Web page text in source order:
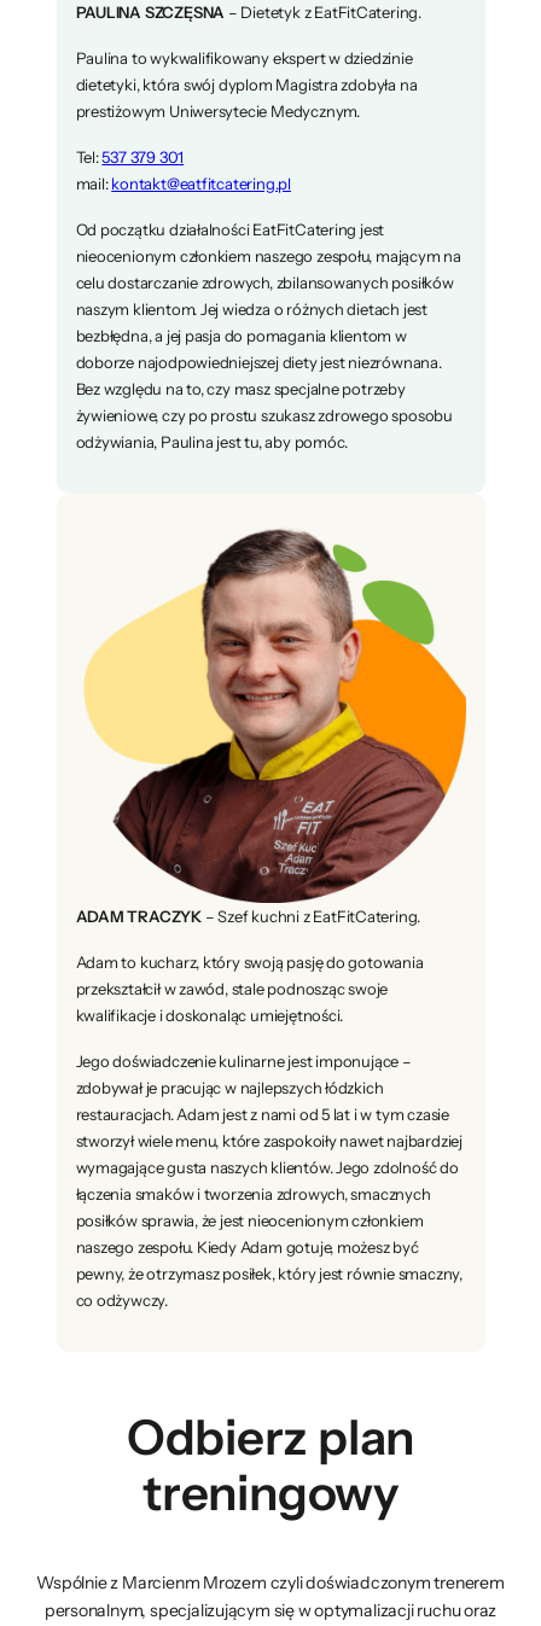
PAULINA SZCZĘSNA – Dietetyk z EatFitCatering.
Paulina to wykwalifikowany ekspert w dziedzinie
dietetyki, która swój dyplom Magistra zdobyła na
prestiżowym Uniwersytecie Medycznym.
Tel:537 379 301
mail:kontakt@eatfitcatering.pl
Od początku działalności EatFitCatering jest
nieocenionym członkiem naszego zespołu, mającym na
celu dostarczanie zdrowych, zbilansowanych posiłków
naszym klientom. Jej wiedza o różnych dietach jest
bezbłędna, a jej pasja do pomagania klientom w
doborze najodpowiedniejszej diety jest niezrównana.
Bez względu na to, czy masz specjalne potrzeby
żywieniowe, czy po prostu szukasz zdrowego sposobu
odżywiania, Paulina jest tu, aby pomóc.
ADAM TRACZYK– Szef kuchni z EatFitCatering.
Adam to kucharz, który swoją pasję do gotowania
przekształcił w zawód, stale podnosząc swoje
kwalifikacje i doskonaląc umiejętności.
Jego doświadczenie kulinarne jest imponujące –
zdobywał je pracując w najlepszych łódzkich
restauracjach. Adam jest z nami od 5 lat i w tym czasie
stworzył wiele menu, które zaspokoiły nawet najbardziej
wymagające gusta naszych klientów. Jego zdolność do
łączenia smaków i tworzenia zdrowych, smacznych
posiłków sprawia, że jest nieocenionym członkiem
naszego zespołu. Kiedy Adam gotuje, możesz być
pewny, że otrzymasz posiłek, który jest równie smaczny,
co odżywczy.
Odbierz plan
treningowy
Wspólnie z Marcienm Mrozem czyli doświadczonym trenerem
personalnym, specjalizującym się w optymalizacji ruchu oraz